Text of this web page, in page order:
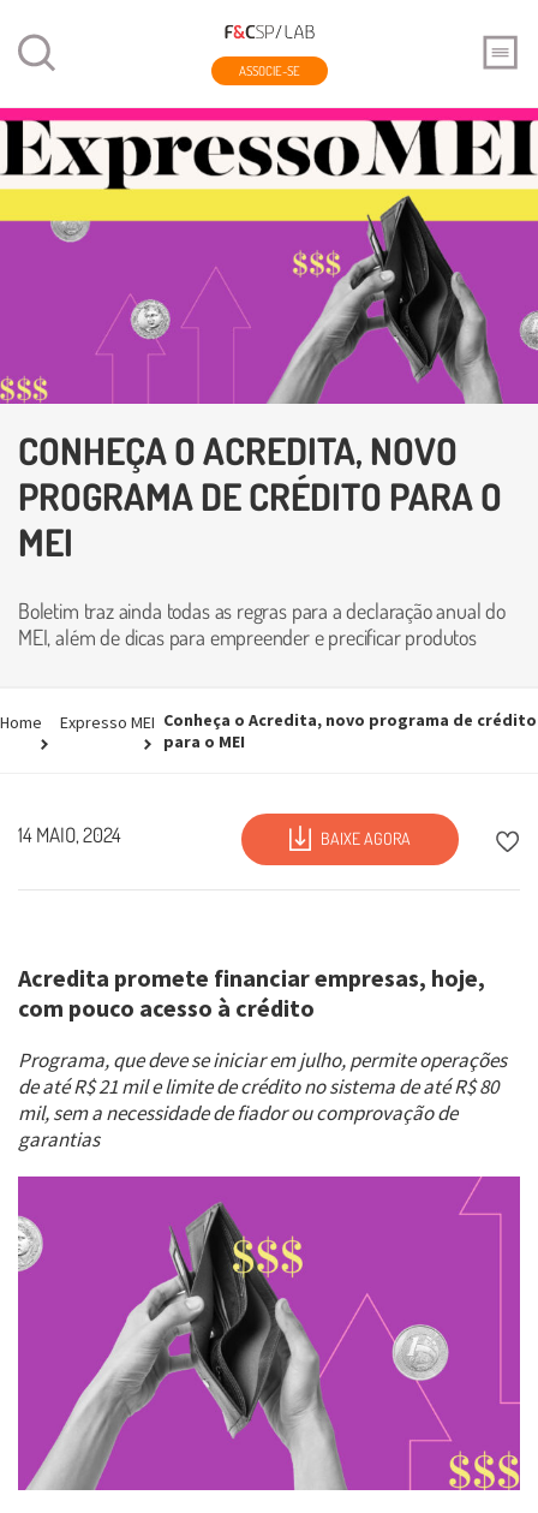
ASSOCIE-SE
CONHEÇA O ACREDITA, NOVO
PROGRAMA DE CRÉDITO PARA O
MEI
Boletim traz ainda todas as regras para a declaração anual do
MEI, além de dicas para empreender e precificar produtos
Home Expresso MEI Conheça o Acredita, novo programa de crédito
para o MEI
BAIXE AGORA
14 MAIO, 2024
Acredita promete financiar empresas, hoje,
com pouco acesso à crédito
Programa, que deve se iniciar em julho, permite operações
de até R$ 21 mil e limite de crédito no sistema de até R$ 80
mil, sem a necessidade de fiador ou comprovação de
garantias